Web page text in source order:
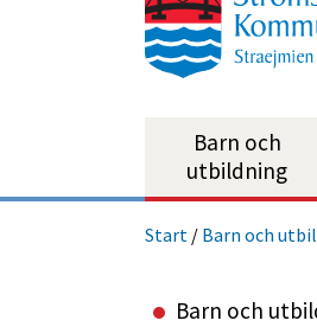
Barn och
utbild­ning
Start / Barn och
Barn och